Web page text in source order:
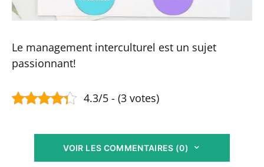
Le management interculturel est un sujet
passionnant!
4.3/5 - (3 votes)
VOIR LES COMMENTAIRES (0)